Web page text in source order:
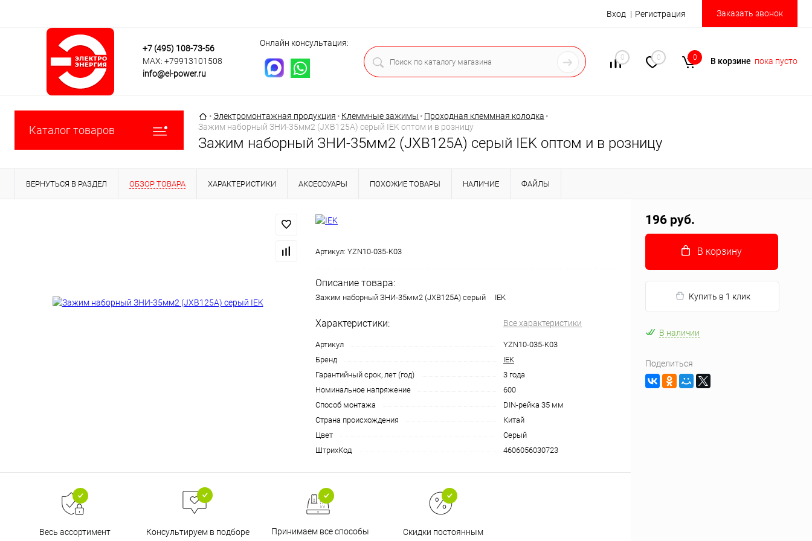
Вход Регистрация Заказать звонок
+7 (495) 108-73-56
MAX: +79913101508
info@el-power.ru
Онлайн консультация:
0 0 0 В корзине пока пусто
Каталог товаров
Главная страница
• Электромонтажная продукция • Клеммные зажимы • Проходная клеммная колодка •
Зажим наборный ЗНИ-35мм2 (JXB125А) серый IEK оптом и в розницу
Зажим наборный ЗНИ-35мм2 (JXB125А) серый IEK оптом и в розницу
ВЕРНУТЬСЯ В РАЗДЕЛ ОБЗОР ТОВАРА ХАРАКТЕРИСТИКИ АКСЕССУАРЫ ПОХОЖИЕ ТОВАРЫ НАЛИЧИЕ ФАЙЛЫ
Артикул: YZN10-035-K03
Описание товара:
Зажим наборный ЗНИ-35мм2 (JXB125А) серый IEK
Характеристики: Все характеристики
Артикул
YZN10-035-K03
Бренд
IEK
Гарантийный срок, лет (год)
3 года
Номинальное напряжение
600
Способ монтажа
DIN-рейка 35 мм
Страна происхождения
Китай
Цвет
Серый
ШтрихКод
4606056030723
Весь ассортимент
Консультируем в подборе
Принимаем все способы
Скидки постоянным
196 руб.
В корзину
Купить в 1 клик
В наличии
Поделиться